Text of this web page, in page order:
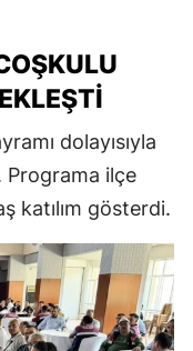
dolayısıyla
Programa ilçe
katılım gösterdi.